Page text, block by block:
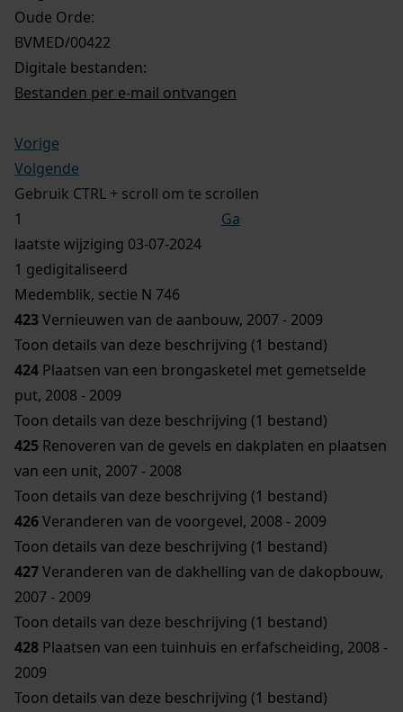
Oude Orde:
BVMED/00422
Digitale bestanden:
Bestanden per e-mail ontvangen
Vorige
Volgende
Gebruik CTRL + scroll om te scrollen
Ga
laatste wijziging 03-07-2024
1 gedigitaliseerd
Medemblik, sectie N 746
423Vernieuwen van de aanbouw, 2007 - 2009
Toon details van deze beschrijving (1 bestand)
424 Plaatsen van een brongasketel met gemetselde
put, 2008 - 2009
Toon details van deze beschrijving (1 bestand)
425 Renoveren van de gevels en dakplaten en plaatsen
van een unit, 2007 - 2008
Toon details van deze beschrijving (1 bestand)
426Veranderen van de voorgevel, 2008 - 2009
Toon details van deze beschrijving (1 bestand)
427Veranderen van de dakhelling van de dakopbouw,
2007 - 2009
Toon details van deze beschrijving (1 bestand)
428 Plaatsen van een tuinhuis en erfafscheiding, 2008 -
2009
Toon details van deze beschrijving (1 bestand)